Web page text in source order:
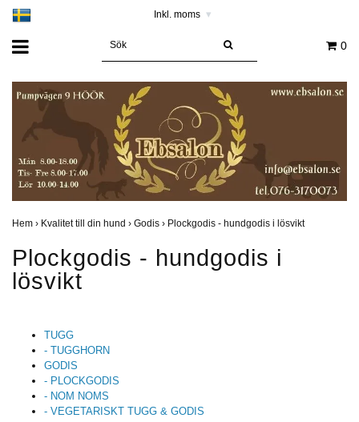
Inkl. moms ▾
0
Hem › Kvalitet till din hund › Godis › Plockgodis - hundgodis i lösvikt
Plockgodis - hundgodis i
lösvikt
TUGG
- TUGGHORN
GODIS
- PLOCKGODIS
- NOM NOMS
- VEGETARISKT TUGG & GODIS